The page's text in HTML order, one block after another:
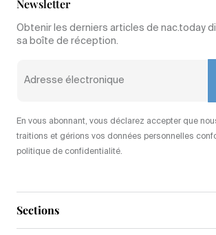
Sections
Newsletter
Obtenir les derniers articles de nac.today
sa boîte de réception.
En vous abonnant, vous déclarez accepter que
traitions et gérions vos données personnelles
politique de confidentialité.